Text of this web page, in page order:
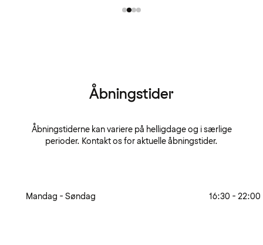
Åbningstider
Åbningstiderne kan variere på helligdage og i særlige
perioder. Kontakt os for aktuelle åbningstider.
Mandag - Søndag 16:30 - 22:00